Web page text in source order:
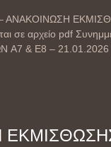
– ΑΝΑΚΟΙΝΩΣΗ
σε αρχείο pdf
& E8 – 21.01.2026